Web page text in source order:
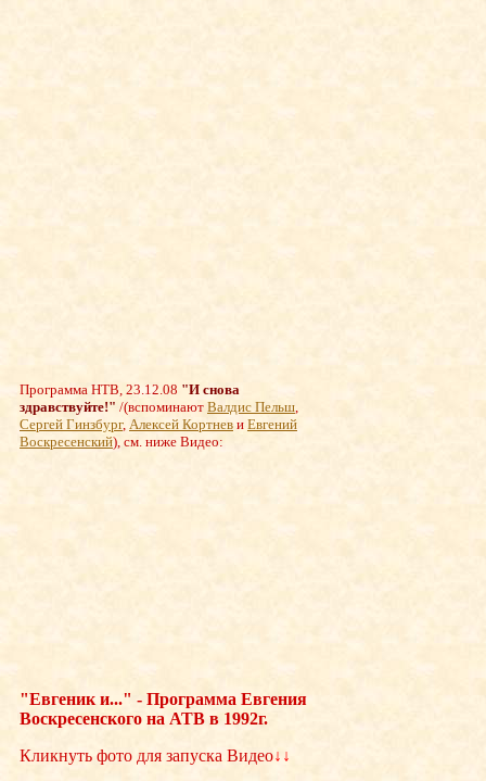
Программа НТВ, 23.12.08 "И снова
здравствуйте!" /(вспоминают Валдис Пельш,
Сергей Гинзбург, Алексей Кортнев и Евгений
Воскресенский), см. ниже Видео:
"Евгеник и..." - Программа Евгения
Воскресенского на АТВ в 1992г.
Кликнуть фото для запуска Видео↓↓